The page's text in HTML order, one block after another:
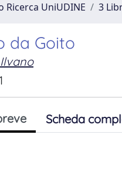
Ricerca UniUDINE 3
da Goito
Ilvano
Scheda